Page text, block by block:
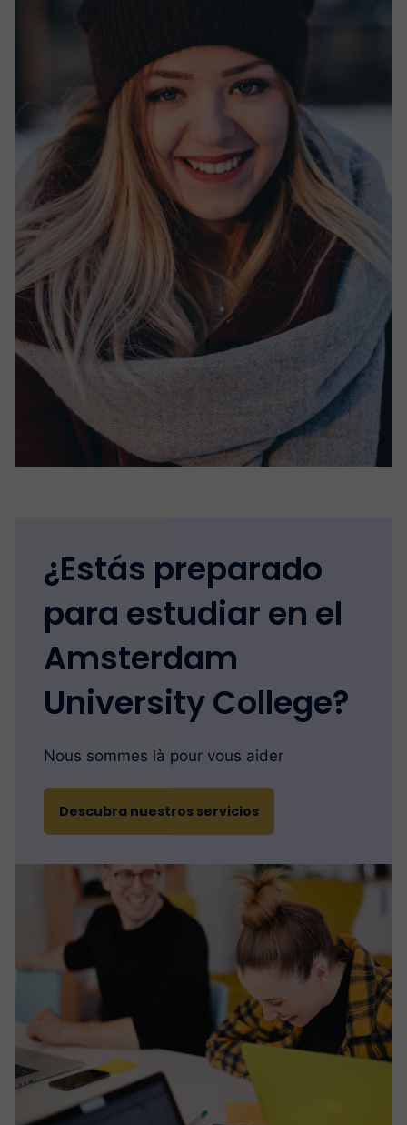
¿Estás preparado
para estudiar en el
Amsterdam
University College?
Nous sommes là pour vous aider
Descubra nuestros servicios